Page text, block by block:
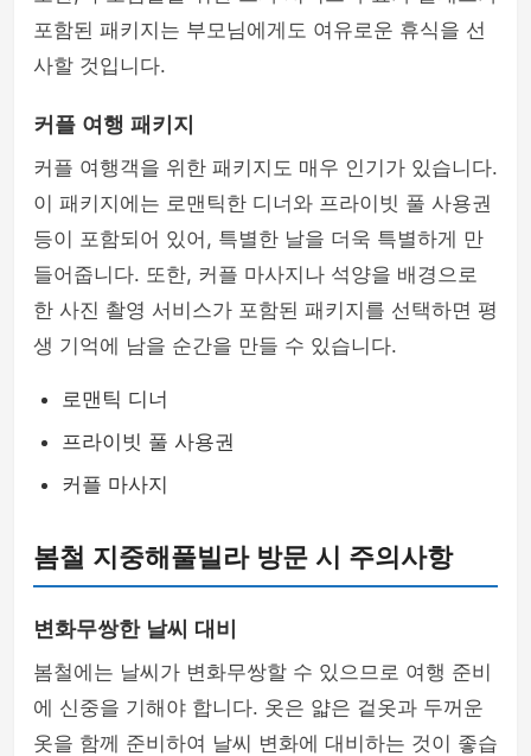
포함된 패키지는 부모님에게도 여유로운 휴식을 선
사할 것입니다.
커플 여행 패키지
커플 여행객을 위한 패키지도 매우 인기가 있습니다.
이 패키지에는 로맨틱한 디너와 프라이빗 풀 사용권
등이 포함되어 있어, 특별한 날을 더욱 특별하게 만
들어줍니다. 또한, 커플 마사지나 석양을 배경으로
한 사진 촬영 서비스가 포함된 패키지를 선택하면 평
생 기억에 남을 순간을 만들 수 있습니다.
로맨틱 디너
프라이빗 풀 사용권
커플 마사지
봄철 지중해풀빌라 방문 시 주의사항
변화무쌍한 날씨 대비
봄철에는 날씨가 변화무쌍할 수 있으므로 여행 준비
에 신중을 기해야 합니다. 옷은 얇은 겉옷과 두꺼운
옷을 함께 준비하여 날씨 변화에 대비하는 것이 좋습